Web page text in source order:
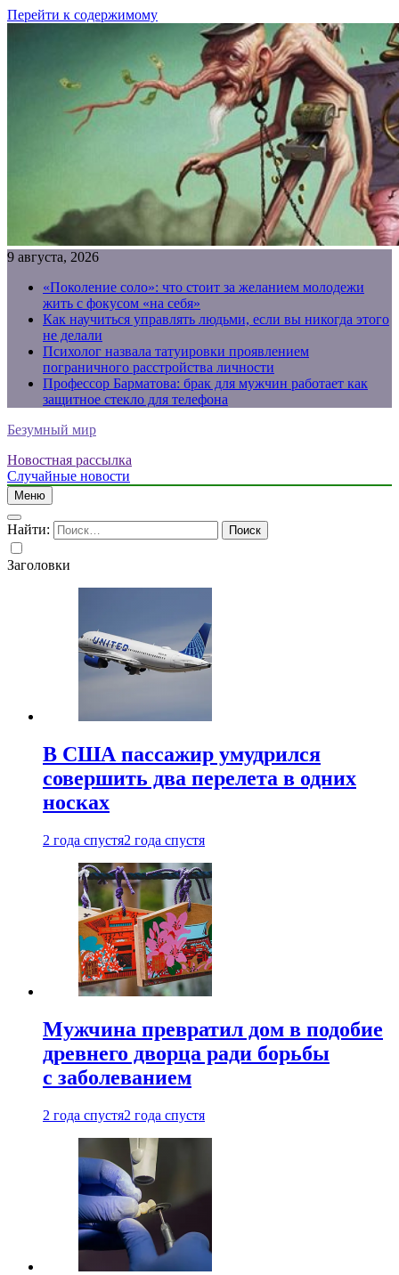
Перейти к содержимому
9 августа, 2026
«Поколение соло»: что стоит за желанием молодежи
жить с фокусом «на себя»
Как научиться управлять людьми, если вы никогда этого
не делали
Психолог назвала татуировки проявлением
пограничного расстройства личности
Профессор Барматова: брак для мужчин работает как
защитное стекло для телефона
Безумный мир
Новостная рассылка
Случайные новости
Меню
Найти:
Заголовки
В США пассажир умудрился
совершить два перелета в одних
носках
2 года спустя2 года спустя
Мужчина превратил дом в подобие
древнего дворца ради борьбы
с заболеванием
2 года спустя2 года спустя